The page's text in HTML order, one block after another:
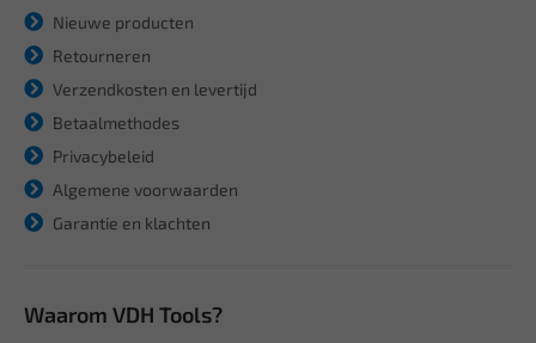
Nieuwe producten
Retourneren
Verzendkosten en levertijd
Betaalmethodes
Privacybeleid
Algemene voorwaarden
Garantie en klachten
Waarom VDH Tools?